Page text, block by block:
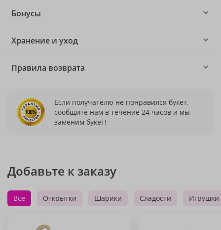
Бонусы
Хранение и уход
Правила возврата
Если получателю не понравился букет,
сообщите нам в течение 24 часов и мы
заменим букет!
Добавьте к заказу
Все Открытки Шарики Сладости Игрушки